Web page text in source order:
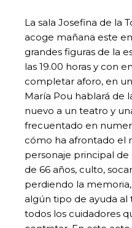
La sala Josefina de la
acoge mañana este
grandes figuras de la
las 19.00 horas y con
completar aforo, en
María Pou hablará de
nuevo a un teatro y
frecuentado en
cómo ha afrontado el
personaje principal
de 66 años, culto,
perdiendo la
algún tipo de ayuda
todos los cuidadores